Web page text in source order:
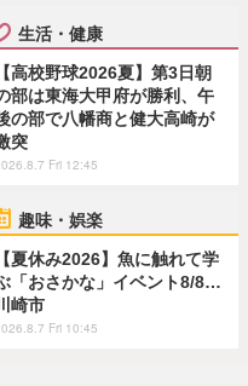
生活・健康
【高校野球2026夏】第3日朝
部は東海大甲府が勝利、午
の部で八幡商と健大高崎が
突
Fri 12:45
趣味・娯楽
【夏休み2026】魚に触れて学
「おさかな」イベント8/8…
崎市
Fri 10:45